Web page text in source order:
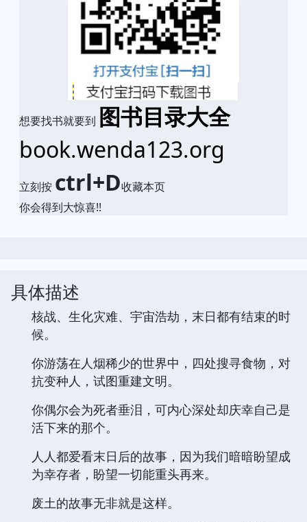
想要找书就要到 图书目录大全
book.wenda123.org
立刻按 ctrl+D收藏本页
你会得到大惊喜!!
具体描述
核战、生化灾难、宇宙浩劫，末日都有结束的时
候。
你游荡在人烟稀少的世界中，四处搜寻食物，对
抗变种人，试图重建文明。
你偶尔会为死者垂泪，可内心深处却庆幸自己是
活下来的那个。
人人都爱看末日后的故事，因为我们暗暗盼望成
为幸存者，盼望一切能重头再来。
废土的故事无非就是这样。